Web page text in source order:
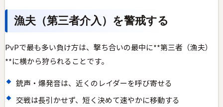
漁夫（第三者介入）を警戒する
PvPで最も多い負け方は、撃ち合いの最中に**第三者（漁夫）
**に横から狩られることです。
銃声・爆発音は、近くのレイダーを呼び寄せる
交戦は長引かせず、短く決めて速やかに移動する